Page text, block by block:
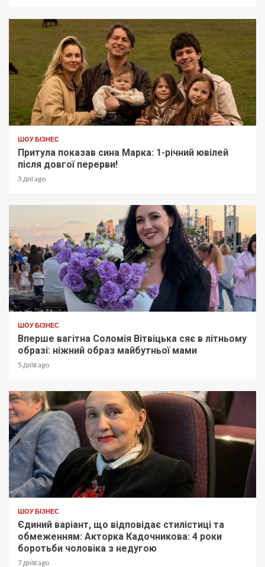
ШОУ БІЗНЕС
Притула показав сина Марка: 1-річний ювілей
після довгої перерви!
3 дні ago
ШОУ БІЗНЕС
Вперше вагітна Соломія Вітвіцька сяє в літньому
образі: ніжний образ майбутньої мами
5 днів ago
ШОУ БІЗНЕС
Єдиний варіант, що відповідає стилістиці та
обмеженням: Акторка Кадочникова: 4 роки
боротьби чоловіка з недугою
7 днів ago